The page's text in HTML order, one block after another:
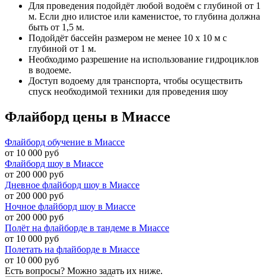
Для проведения подойдёт любой водоём с глубиной от 1
м. Если дно илистое или каменистое, то глубина должна
быть от 1,5 м.
Подойдёт бассейн размером не менее 10 х 10 м с
глубиной от 1 м.
Необходимо разрешение на использование гидроциклов
в водоеме.
Доступ водоему для транспорта, чтобы осуществить
спуск необходимой техники для проведения шоу
Флайборд цены в Миассе
Флайборд обучение в Миассе
от 10 000 руб
Флайборд шоу в Миассе
от 200 000 руб
Дневное флайборд шоу в Миассе
от 200 000 руб
Ночное флайборд шоу в Миассе
от 200 000 руб
Полёт на флайборде в тандеме в Миассе
от 10 000 руб
Полетать на флайборде в Миассе
от 10 000 руб
Есть вопросы? Можно задать их ниже.